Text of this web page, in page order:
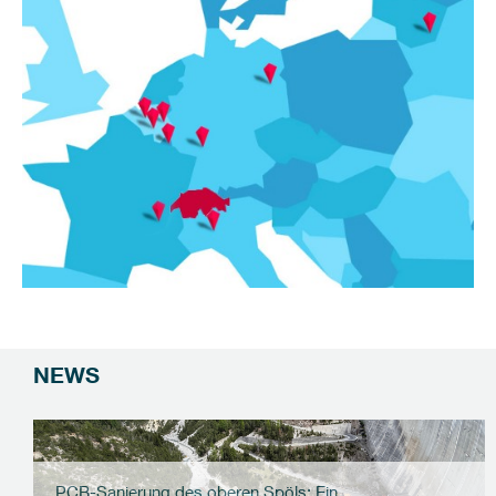
NEWS
PCB-Sanierung des oberen Spöls: Ein